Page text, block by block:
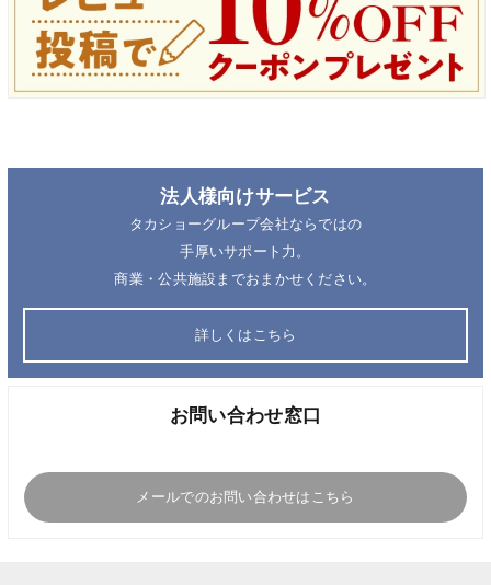
法人様向けサービス
タカショーグループ会社ならではの
手厚いサポート力。
商業・公共施設までおまかせください。
詳しくはこちら
お問い合わせ窓口
メールでのお問い合わせはこちら